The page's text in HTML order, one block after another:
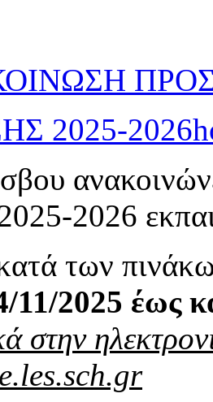
2025-2026
2026
των
11/2025 έως
στην